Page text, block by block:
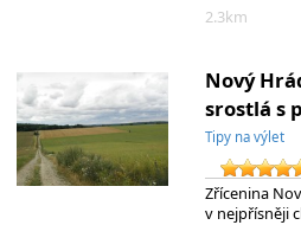
2.3km
Nový
srostlá s
Tipy na výlet
Zřícenina
v nejpřísněji